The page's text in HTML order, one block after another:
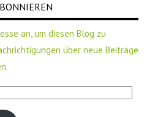
an, um diesen Blog zu
über neue Beiträge